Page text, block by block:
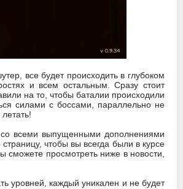
все будет происходить в глубоком
и всем остальным. Сразу стоит
на то, чтобы баталии происходили
силами с боссами, параллельно не
со всеми выпущенными дополнениями
чтобы вы всегда были в курсе
просмотреть ниже в новости,
уровней, каждый уникален и не будет